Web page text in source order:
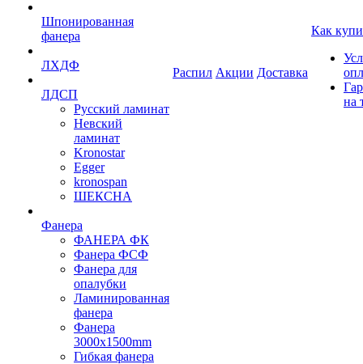
Шпонированная
фанера
ЛХДФ
ЛДСП
Русский ламинат
Невский
ламинат
Kronostar
Egger
kronospan
ШЕКСНА
Фанера
ФАНЕРА ФК
Фанера ФСФ
Фанера для
опалубки
Ламинированная
фанера
Фанера
3000х1500mm
Гибкая фанера
Распил Акции Доставка
Как
на